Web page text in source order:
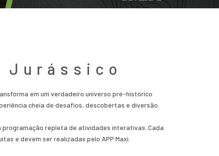
Jurássico
em um verdadeiro universo pré-histórico
cheia de desafios, descobertas e diversão.
programação repleta de atividades interativas. Cada
e devem ser realizadas pelo APP Maxi.